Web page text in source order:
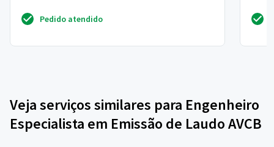
Pedido atendido
Veja serviços similares para Engenheiro
Especialista em Emissão de Laudo AVCB